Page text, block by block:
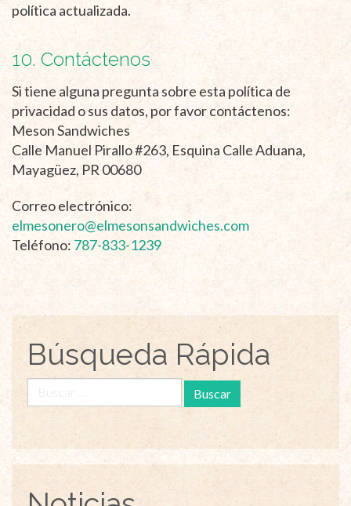
política actualizada.
10. Contáctenos
Si tiene alguna pregunta sobre esta política de
privacidad o sus datos, por favor contáctenos:
Meson Sandwiches
Calle Manuel Pirallo #263, Esquina Calle Aduana,
Mayagüez, PR 00680
Correo electrónico:
elmesonero@elmesonsandwiches.com
Teléfono: 787-833-1239
Búsqueda Rápida